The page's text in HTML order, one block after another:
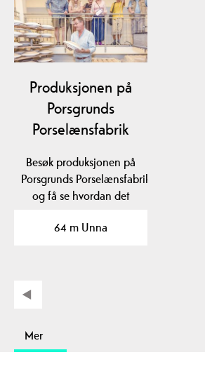
Produksjonen på
Porsgrunds
Porselænsfabrik
Besøk produksjonen på
Porsgrunds Porselænsfabrik
og få se hvordan det
64 m Unna
Mer